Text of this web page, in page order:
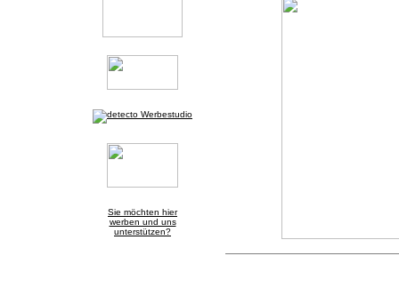
Sie möchten hier
werben und uns
unterstützen?